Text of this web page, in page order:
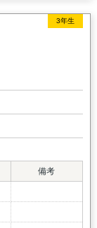
3年生
備考